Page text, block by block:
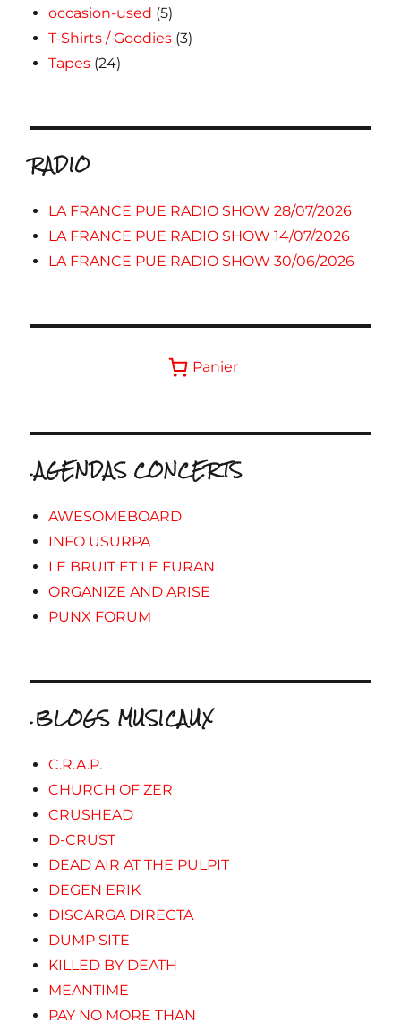
occasion-used (5)
T-Shirts / Goodies (3)
Tapes (24)
RADIO
LA FRANCE PUE RADIO SHOW 28/07/2026
LA FRANCE PUE RADIO SHOW 14/07/2026
LA FRANCE PUE RADIO SHOW 30/06/2026
Panier
.AGENDAS CONCERTS
AWESOMEBOARD
INFO USURPA
LE BRUIT ET LE FURAN
ORGANIZE AND ARISE
PUNX FORUM
.BLOGS MUSICAUX
C.R.A.P.
CHURCH OF ZER
CRUSHEAD
D-CRUST
DEAD AIR AT THE PULPIT
DEGEN ERIK
DISCARGA DIRECTA
DUMP SITE
KILLED BY DEATH
MEANTIME
PAY NO MORE THAN